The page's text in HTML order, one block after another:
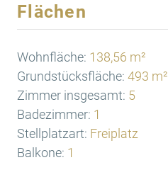
Flächen
Wohnfläche: 138,56 m²
Grundstücksfläche: 493 m²
Zimmer insgesamt: 5
Badezimmer: 1
Stellplatzart: Freiplatz
Balkone: 1